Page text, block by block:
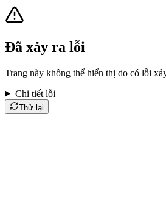
Đã xảy ra lỗi
Trang này không thể hiển thị do có lỗi
Chi tiết lỗi
Thử lại